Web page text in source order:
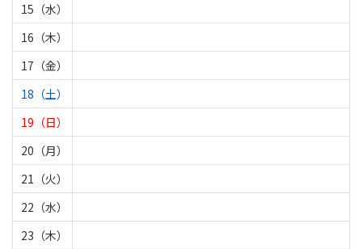
15（水）
16（木）
17（金）
18（土）
19（日）
20（月）
21（火）
22（水）
23（木）